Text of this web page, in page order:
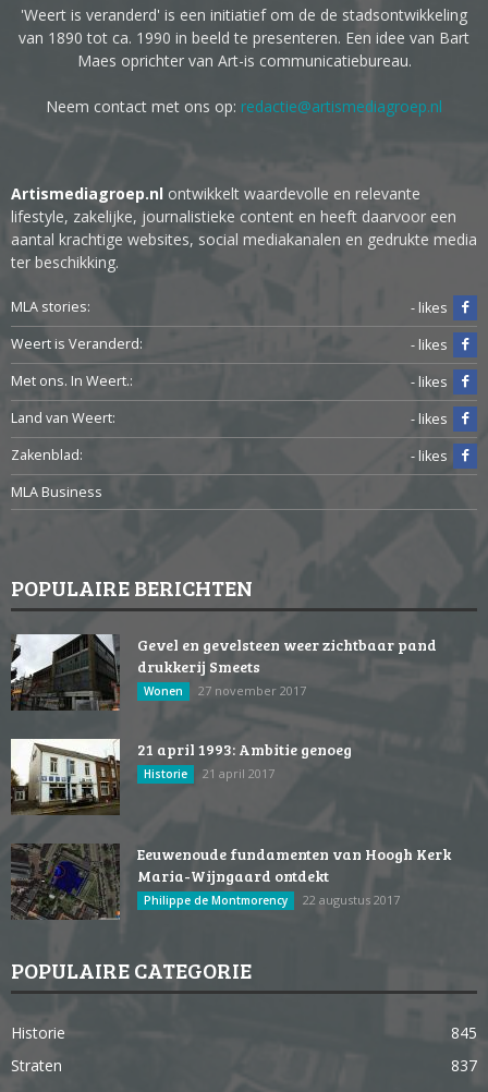
'Weert is veranderd' is een initiatief om de de stadsontwikkeling
van 1890 tot ca. 1990 in beeld te presenteren. Een idee van Bart
Maes oprichter van Art-is communicatiebureau.
Neem contact met ons op: redactie@artismediagroep.nl
Artismediagroep.nl ontwikkelt waardevolle en relevante
lifestyle, zakelijke, journalistieke content en heeft daarvoor een
aantal krachtige websites, social mediakanalen en gedrukte media
ter beschikking.
MLA stories:
- likes
Weert is Veranderd:
- likes
Met ons. In Weert.:
- likes
Land van Weert:
- likes
Zakenblad:
- likes
MLA Business
POPULAIRE BERICHTEN
Gevel en gevelsteen weer zichtbaar pand
drukkerij Smeets
Wonen 27 november 2017
21 april 1993: Ambitie genoeg
Historie 21 april 2017
Eeuwenoude fundamenten van Hoogh Kerk
Maria-Wijngaard ontdekt
Philippe de Montmorency 22 augustus 2017
POPULAIRE CATEGORIE
Historie
845
Straten
837